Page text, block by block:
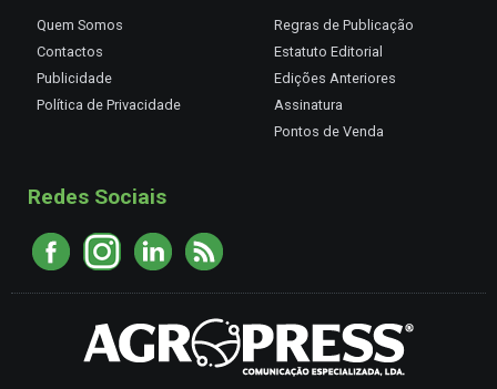
Quem Somos
Contactos
Publicidade
Política de Privacidade
Regras de Publicação
Estatuto Editorial
Edições Anteriores
Assinatura
Pontos de Venda
Redes Sociais